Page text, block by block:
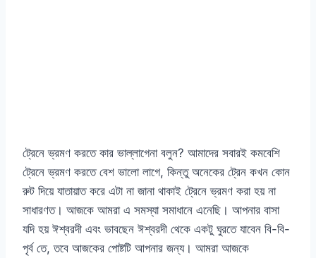
ট্রেনে ভ্রমণ করতে কার ভাল্লাগেনা বলুন? আমাদের সবারই কমবেশি
ট্রেনে ভ্রমণ করতে বেশ ভালো লাগে, কিন্তু অনেকের ট্রেন কখন কোন
রুট দিয়ে যাতায়াত করে এটা না জানা থাকাই ট্রেনে ভ্রমণ করা হয় না
সাধারণত। আজকে আমরা এ সমস্যা সমাধানে এনেছি। আপনার বাসা
যদি হয় ঈশ্বরদী এবং ভাবছেন ঈশ্বরদী থেকে একটু ঘুরতে যাবেন বি-বি-
পৃর্ব তে, তবে আজকের পোষ্টটি আপনার জন্য। আমরা আজকে